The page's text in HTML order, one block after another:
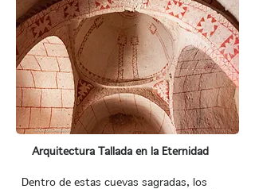
Arquitectura Tallada en la Eternidad
Dentro de estas cuevas sagradas, los